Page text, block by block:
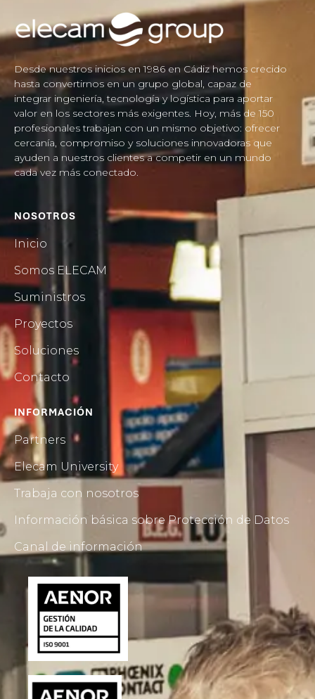
Desde nuestros inicios en 1986 en Cádiz hemos crecido
hasta convertirnos en un grupo global, capaz de
integrar ingeniería, tecnología y logística para aportar
valor en los sectores más exigentes. Hoy, más de 150
profesionales trabajan con un mismo objetivo: ofrecer
cercanía, compromiso y soluciones innovadoras que
ayuden a nuestros clientes a competir en un mundo
cada vez más conectado.
NOSOTROS
Inicio
Somos ELECAM
Suministros
Proyectos
Soluciones
Contacto
INFORMACIÓN
Partners
Elecam University
Trabaja con nosotros
Información básica sobre Protección de Datos
Canal de información